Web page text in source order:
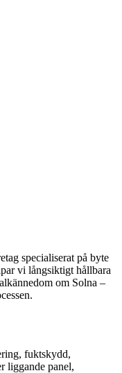
specialiserat på byte
vi långsiktigt hållbara
om Solna –
fuktskydd,
liggande panel,